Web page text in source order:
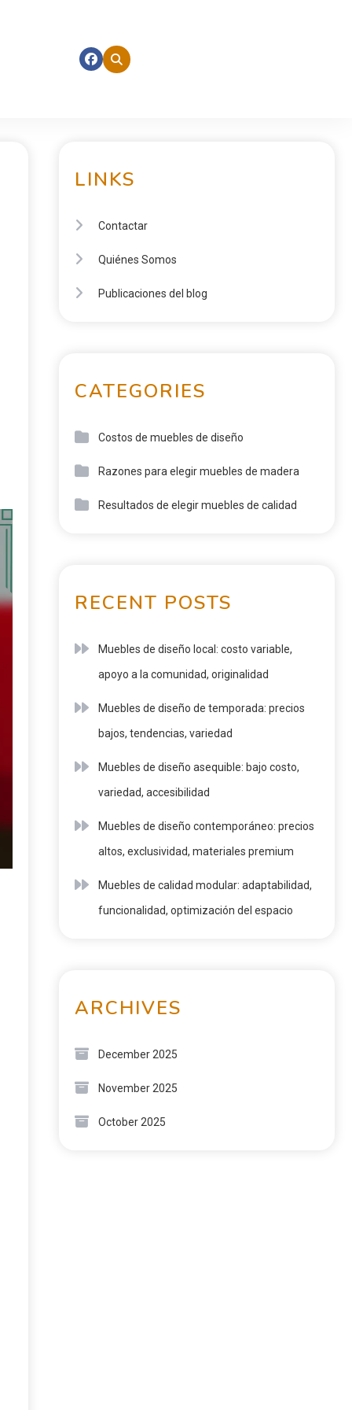
LINKS
Contactar
Quiénes Somos
Publicaciones del blog
CATEGORIES
Costos de muebles de diseño
Razones para elegir muebles de madera
Resultados de elegir muebles de calidad
RECENT POSTS
Muebles de diseño local: costo variable,
apoyo a la comunidad, originalidad
Muebles de diseño de temporada: precios
bajos, tendencias, variedad
Muebles de diseño asequible: bajo costo,
variedad, accesibilidad
Muebles de diseño contemporáneo: precios
altos, exclusividad, materiales premium
Muebles de calidad modular: adaptabilidad,
funcionalidad, optimización del espacio
ARCHIVES
December 2025
November 2025
October 2025